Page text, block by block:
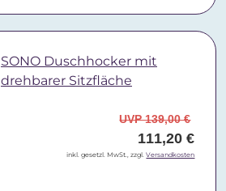
SONO Duschhocker mit
drehbarer Sitzfläche
UVP 139,00 €
111,20 €
inkl. gesetzl. MwSt., zzgl.Versandkosten